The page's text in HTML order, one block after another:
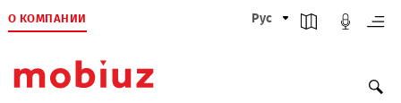
О КОМПАНИИ Рус